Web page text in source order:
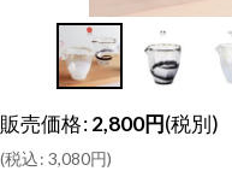
販売価格:2,800円(税別)
(税込: 3,080円)